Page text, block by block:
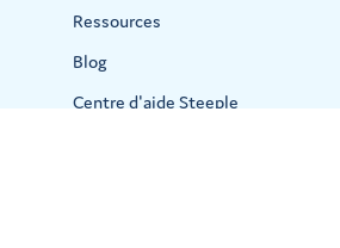
Ressources
Blog
Centre d'aide Steeple